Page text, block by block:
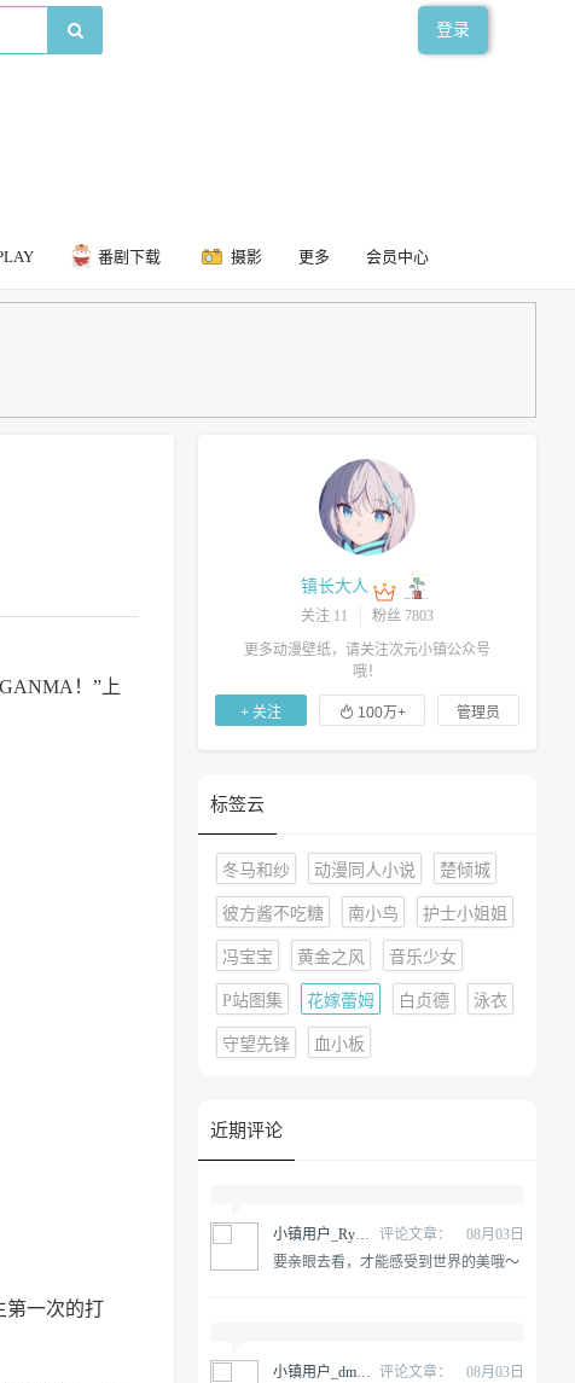
登录
番剧下载 摄影 更多 会员中心
！”上
第一次的打
镇长大人
关注 11
粉丝 7803
更多动漫壁纸，请关注次元小镇公众号
哦！
+ 关注  100万+ 管理员
标签云
冬马和纱 动漫同人小说 楚倾城
彼方酱不吃糖 南小鸟 护士小姐姐
冯宝宝 黄金之风 音乐少女
P站图集 花嫁蕾姆 白贞德 泳衣
守望先锋 血小板
近期评论
小镇用户_RywnGP 评论文章：
08月03日
要亲眼去看，才能感受到世界的美哦～
小镇用户_dmALDY 评论文章：
08月03日